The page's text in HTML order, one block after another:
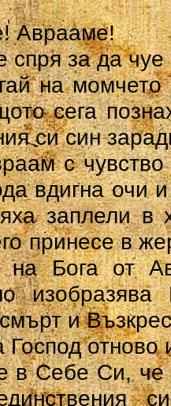
Аврааме!
спря за да
на
сега
си син
с
вдигна очи
заплели в
принесе в
на Бога от
и
Господ
в Себе Си, че